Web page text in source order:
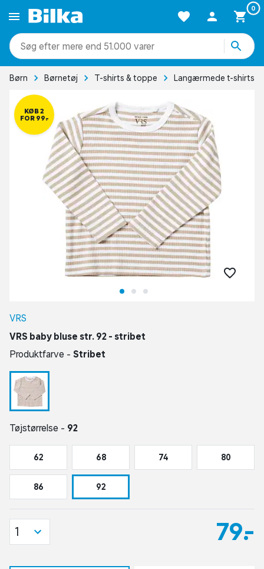
0
mere end 51.000 varer
Børn Børnetøj T-shirts & toppe Langærmede t-shirts
KØB 2
FOR 99,-
VRS
VRS baby bluse str. 92 - stribet
Produktfarve - Stribet
Tøjstørrelse - 92
62 68 74 80
86 92
79,-
1